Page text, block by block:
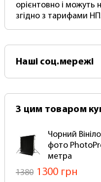
вініловий фон
тубус для
(Зверніть увагу!
Фотофон студійний
Vinyl 1,5 х 2,5 метра
кріплення типу
Для встановлення
"Ролет" потрібно
фотофон
намотування
рулон за допомогою
замовити та купити
орієнтовно і можуть
згідно з тарифами
Наші соц.мережі
З цим товаром
Чорний
фото
метра
1380 1300 грн